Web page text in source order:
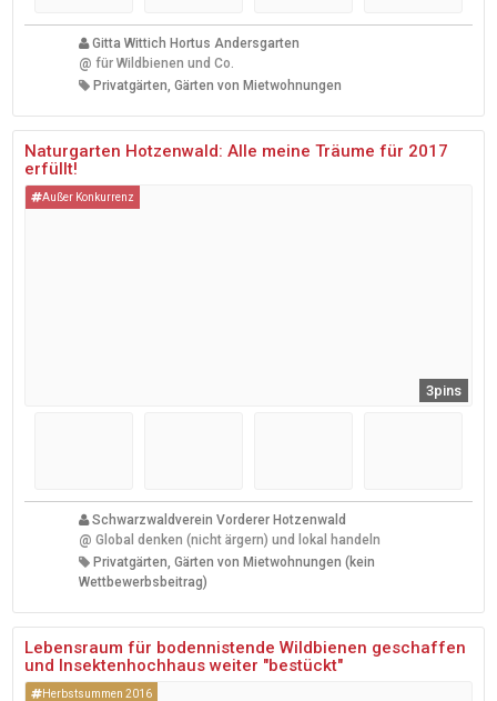
Gitta Wittich Hortus Andersgarten
@ für Wildbienen und Co.
Privatgärten, Gärten von Mietwohnungen
Naturgarten Hotzenwald: Alle meine Träume für 2017
erfüllt!
Außer Konkurrenz
3pins
Schwarzwaldverein Vorderer Hotzenwald
@ Global denken (nicht ärgern) und lokal handeln
Privatgärten, Gärten von Mietwohnungen (kein
Wettbewerbsbeitrag)
Lebensraum für bodennistende Wildbienen geschaffen
und Insektenhochhaus weiter "bestückt"
Herbstsummen 2016